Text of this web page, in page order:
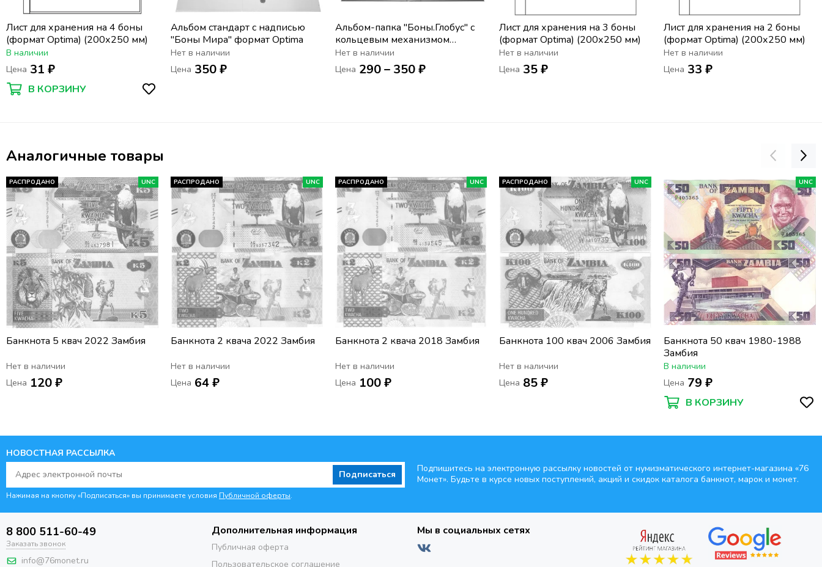
Лист для хранения на 4 боны
(формат Optima) (200х250 мм)
В наличии
Цена 31 ₽
В КОРЗИНУ
Альбом стандарт с надписью
"Боны Мира" формат Optima
Нет в наличии
Цена 350 ₽
Альбом-папка "Боны.Глобус" с
кольцевым механизмом
формат Optima
Нет в наличии
Цена 290 – 350 ₽
Лист для хранения на 3 боны
(формат Optima) (200х250 мм)
Нет в наличии
Цена 35 ₽
Лист для хранения на 2 боны
(формат Optima) (200х250 мм)
Нет в наличии
Цена 33 ₽
Аналогичные товары
РАСПРОДАНО UNC
Банкнота 5 квач 2022 Замбия
Нет в наличии
Цена 120 ₽
РАСПРОДАНО UNC
Банкнота 2 квача 2022 Замбия
Нет в наличии
Цена 64 ₽
РАСПРОДАНО UNC
Банкнота 2 квача 2018 Замбия
Нет в наличии
Цена 100 ₽
РАСПРОДАНО UNC
Банкнота 100 квач 2006 Замбия
Нет в наличии
Цена 85 ₽
UNC
Банкнота 50 квач 1980-1988
Замбия
В наличии
Цена 79 ₽
В КОРЗИНУ
НОВОСТНАЯ РАССЫЛКА
Подписаться
Нажимая на кнопку «Подписаться» вы принимаете условия Публичной оферты.
Подпишитесь на электронную рассылку новостей от нумизматического интернет-магазина «76
Монет». Будьте в курсе новых поступлений, акций и скидок каталога банкнот, марок и монет.
8 800 511-60-49
Заказать звонок
info@76monet.ru
Дополнительная информация
Публичная оферта
Пользовательское соглашение
Мы в социальных сетях